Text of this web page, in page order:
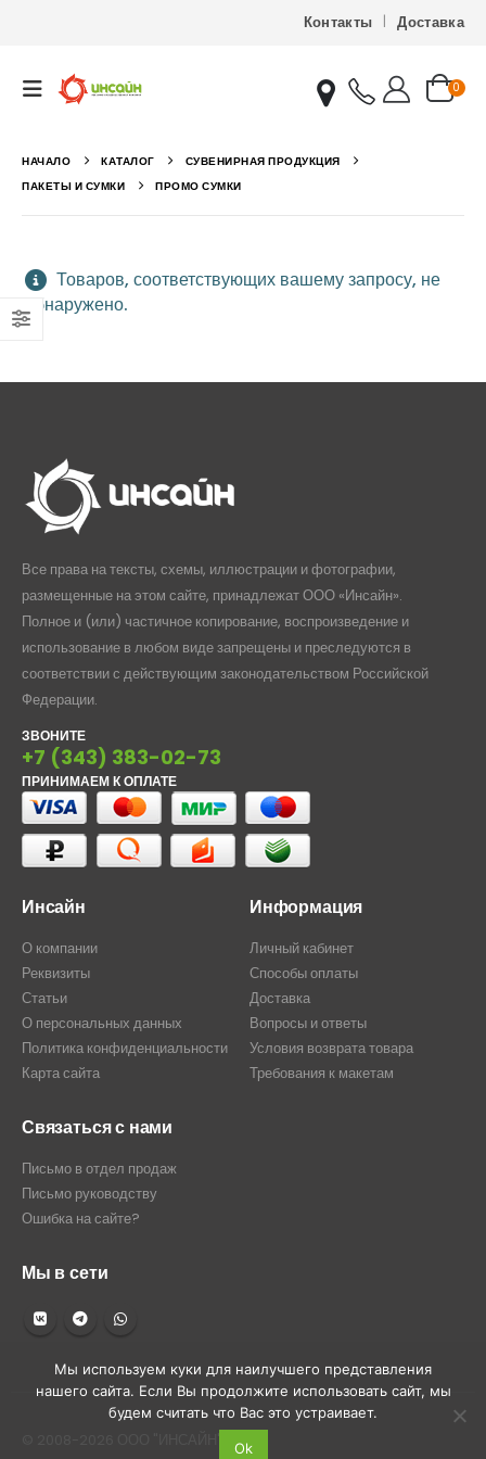
Контакты Доставка
0
НАЧАЛО КАТАЛОГ
СУВЕНИРНАЯ ПРОДУКЦИЯ
ПАКЕТЫ И СУМКИ
ПРОМО СУМКИ
Товаров, соответствующих вашему запросу, не
обнаружено.
Все права на тексты, схемы, иллюстрации и фотографии,
размещенные на этом сайте, принадлежат ООО «Инсайн».
Полное и (или) частичное копирование, воспроизведение и
использование в любом виде запрещены и преследуются в
соответствии с действующим законодательством Российской
Федерации.
ЗВОНИТЕ
+7 (343) 383-02-73
ПРИНИМАЕМ К ОПЛАТЕ
Инсайн
О компании
Реквизиты
Статьи
О персональных данных
Политика конфиденциальности
Карта сайта
Информация
Личный кабинет
Способы оплаты
Доставка
Вопросы и ответы
Условия возврата товара
Требования к макетам
Связаться с нами
Письмо в отдел продаж
Письмо руководству
Ошибка на сайте?
Мы в сети
Мы используем куки для наилучшего представления
нашего сайта. Если Вы продолжите использовать сайт, мы
будем считать что Вас это устраивает.
Ok